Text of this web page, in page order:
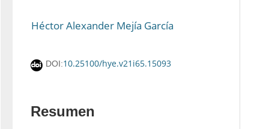
Héctor Alexander Mejía García
DOI:10.25100/hye.v21i65.15093
Resumen